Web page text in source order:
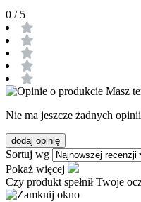
0 / 5
Masz
Nie ma jeszcze żadnych
dodaj opinię
Sortuj wg
Pokaż więcej
Czy produkt spełnił Twoje